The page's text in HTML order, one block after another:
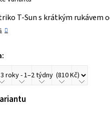
T-Sun s krátkým rukávem